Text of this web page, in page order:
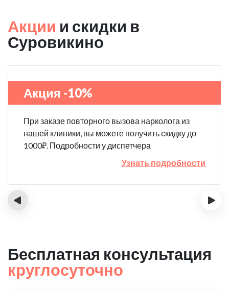
Акции и скидки в
Суровикино
Акция -10%
При заказе повторного вызова нарколога из
нашей клиники, вы можете получить скидку до
1000₽. Подробности у диспетчера
Узнать подробности
‹ ›
Бесплатная консультация
круглосуточно